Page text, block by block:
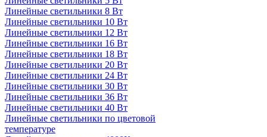
Линейные светильники 8 Вт
Линейные светильники 10 Вт
Линейные светильники 12 Вт
Линейные светильники 16 Вт
Линейные светильники 18 Вт
Линейные светильники 20 Вт
Линейные светильники 24 Вт
Линейные светильники 30 Вт
Линейные светильники 36 Вт
Линейные светильники 40 Вт
Линейные светильники по цветовой
температуре